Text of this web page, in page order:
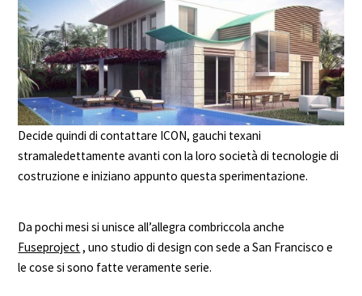
Decide quindi di contattare ICON, gauchi texani
stramaledettamente avanti con la loro società di tecnologie di
costruzione e iniziano appunto questa sperimentazione.
Da pochi mesi si unisce all’allegra combriccola anche
Fuseproject, uno studio di design con sede a San Francisco e
le cose si sono fatte veramente serie.